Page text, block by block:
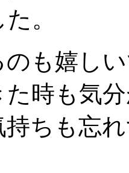
。
も嬉し
た時も気
ちも忘